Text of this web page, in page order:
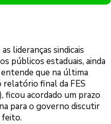
lideranças sindicais
públicos estaduais, ainda
que na última
relatório final da FES
ficou acordado um prazo
para o governo discutir
feito.